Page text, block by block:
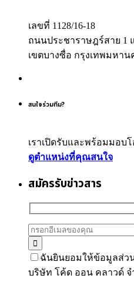
เลขที่ 1128/16-18
ถนนประชาราษฎร์สาย 1
เขตบางซื่อ กรุงเทพมหาน
สนใจร่วมทีม?
เราเปิดรับและพร้อมมอบ
ดูตำแหน่งที่คุณสนใจ
สมัครรับข่าวสาร
ฉันยินยอมให้ข้อมูลส่ว
บริษัท โค้ด ออน คลาวด์ จ